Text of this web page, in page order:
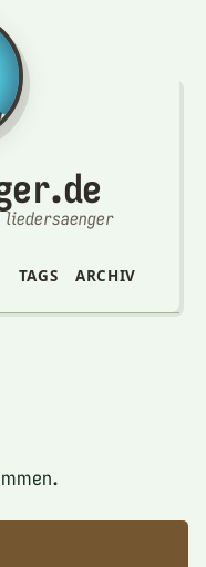
liedersaenger
TAGS ARCHIV